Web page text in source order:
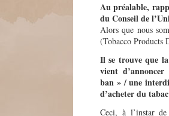
Au préalable,
du Conseil de
Alors que nous
(Tobacco Products
Il se trouve que
vient
ban » / une
d’acheter du
Ceci, à l’instar